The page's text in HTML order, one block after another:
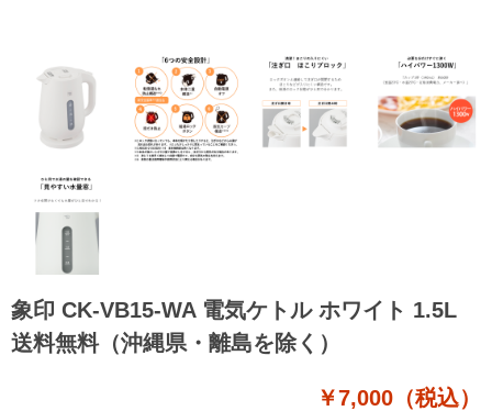
象印 CK-VB15-WA 電気ケトル ホワイト 1.5L
送料無料（沖縄県・離島を除く）
￥7,000（税込）